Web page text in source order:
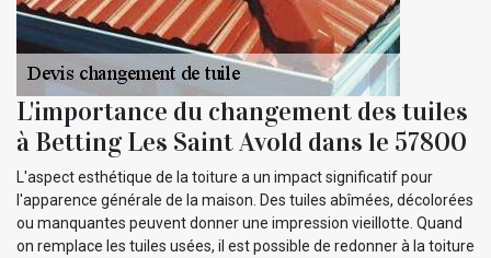
L'importance du changement des tuiles
à Betting Les Saint Avold dans le 57800
L'aspect esthétique de la toiture a un impact significatif pour
l'apparence générale de la maison. Des tuiles abîmées, décolorées
ou manquantes peuvent donner une impression vieillotte. Quand
on remplace les tuiles usées, il est possible de redonner à la toiture